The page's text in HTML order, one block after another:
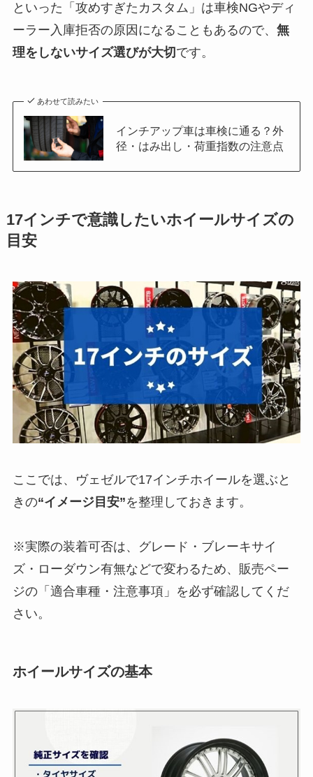
といった「攻めすぎたカスタム」は車検NGやディ
ーラー入庫拒否の原因になることもあるので、 無
理をしないサイズ選びが大切 です。
あわせて読みたい
インチアップ車は車検に通る？外
径・はみ出し・荷重指数の注意点
17インチで意識したいホイールサイズの
目安
ここでは、ヴェゼルで17インチホイールを選ぶと
きの“イメージ目安”を整理しておきます。
※実際の装着可否は、グレード・ブレーキサイ
ズ・ローダウン有無などで変わるため、販売ペー
ジの「適合車種・注意事項」を必ず確認してくだ
さい。
ホイールサイズの基本